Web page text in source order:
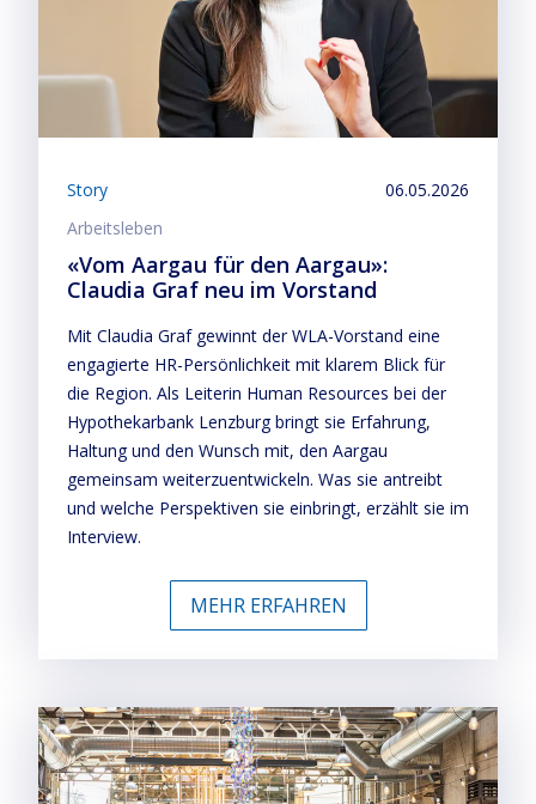
Story
06.05.2026
Arbeitsleben
«Vom Aargau für den Aargau»:
Claudia Graf neu im Vorstand
Mit Claudia Graf gewinnt der WLA-Vorstand eine
engagierte HR-Persönlichkeit mit klarem Blick für
die Region. Als Leiterin Human Resources bei der
Hypothekarbank Lenzburg bringt sie Erfahrung,
Haltung und den Wunsch mit, den Aargau
gemeinsam weiterzuentwickeln. Was sie antreibt
und welche Perspektiven sie einbringt, erzählt sie im
Interview.
MEHR ERFAHREN